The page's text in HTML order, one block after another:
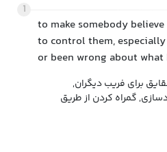
1
to make somebody
to control them,
or been wrong about
برای فریب دیگران,
گمراه کردن از طریق